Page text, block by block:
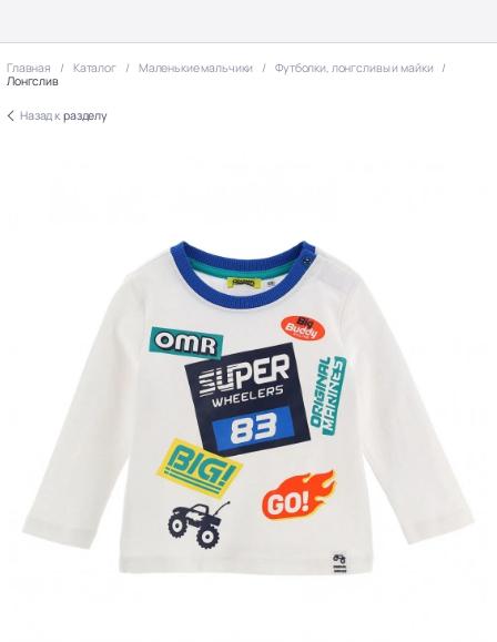
Главная Каталог Маленькие мальчики
Футболки, лонгсливы и майки
Лонгслив
Назад к разделу